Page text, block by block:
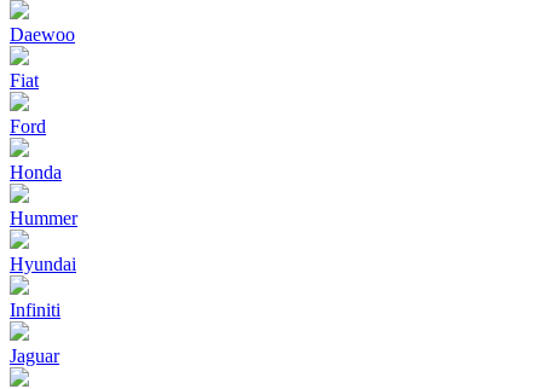
Daewoo
Fiat
Ford
Honda
Hummer
Hyundai
Infiniti
Jaguar